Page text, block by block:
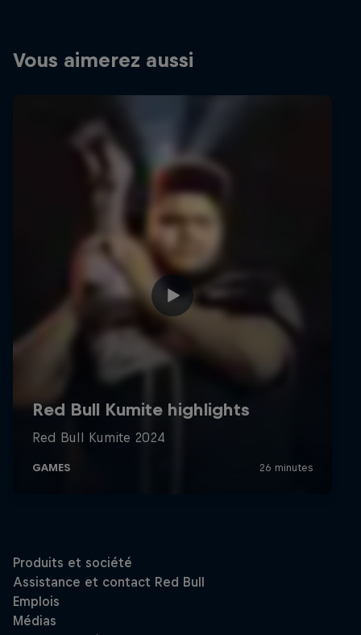
Vous aimerez aussi